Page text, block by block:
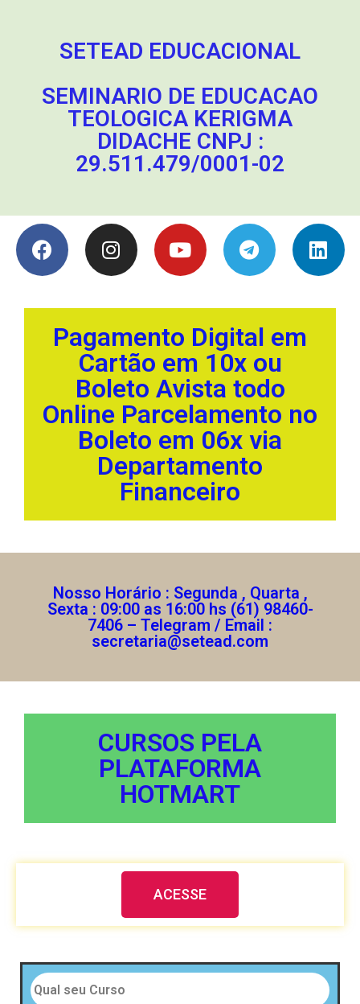
SETEAD EDUCACIONAL
SEMINARIO DE EDUCACAO
TEOLOGICA KERIGMA
DIDACHE CNPJ :
29.511.479/0001-02
Pagamento Digital em
Cartão em 10x ou
Boleto Avista todo
Online Parcelamento no
Boleto em 06x via
Departamento
Financeiro
Nosso Horário : Segunda , Quarta ,
Sexta : 09:00 as 16:00 hs (61) 98460-
7406 – Telegram / Email :
secretaria@setead.com
CURSOS PELA
PLATAFORMA
HOTMART
ACESSE